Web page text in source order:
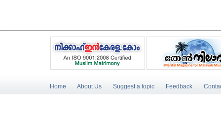
Home About Us Suggest a topic Feedback